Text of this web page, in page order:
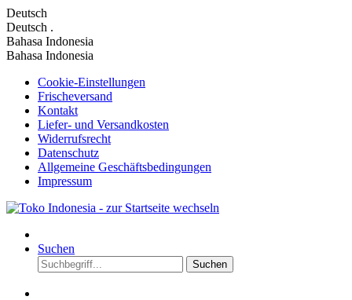
Deutsch
Deutsch .
Bahasa Indonesia
Bahasa Indonesia
Cookie-Einstellungen
Frischeversand
Kontakt
Liefer- und Versandkosten
Widerrufsrecht
Datenschutz
Allgemeine Geschäftsbedingungen
Impressum
Suchen
Suchen